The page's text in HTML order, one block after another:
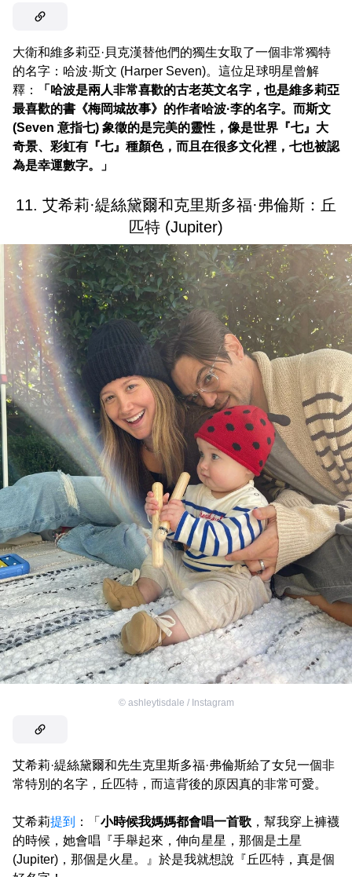
大衛和維多莉亞·貝克漢替他們的獨生女取了一個非常獨特
的名字：哈波·斯文 (Harper Seven)。這位足球明星曾解
釋：
「哈波是兩人非常喜歡的古老英文名字，也是維多莉亞
最喜歡的書《梅岡城故事》的作者哈波·李的名字。而斯文
(Seven 意指七) 象徵的是完美的靈性，像是世界『七』大
奇景、彩虹有『七』種顏色，而且在很多文化裡，七也被認
為是幸運數字。」
11. 艾希莉·緹絲黛爾和克里斯多福·弗倫斯：丘
匹特 (Jupiter)
© ashleytisdale / Instagram
艾希莉·緹絲黛爾和先生克里斯多福·弗倫斯給了女兒一個非
常特別的名字，丘匹特，而這背後的原因真的非常可愛。
艾希莉提到 ：「 小時候我媽媽都會唱一首歌 ，幫我穿上褲襪
的時候，她會唱『手舉起來，伸向星星，那個是土星
(Jupiter)，那個是火星。』於是我就想說『丘匹特，真是個